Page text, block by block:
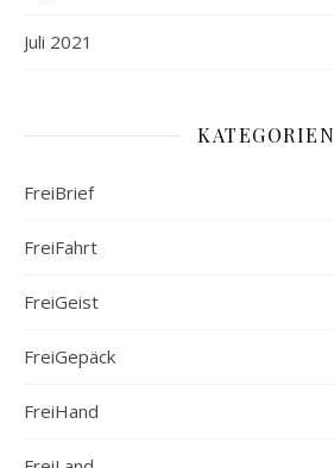
Juli 2021
KATEGORIEN
FreiBrief
FreiFahrt
FreiGeist
FreiGepäck
FreiHand